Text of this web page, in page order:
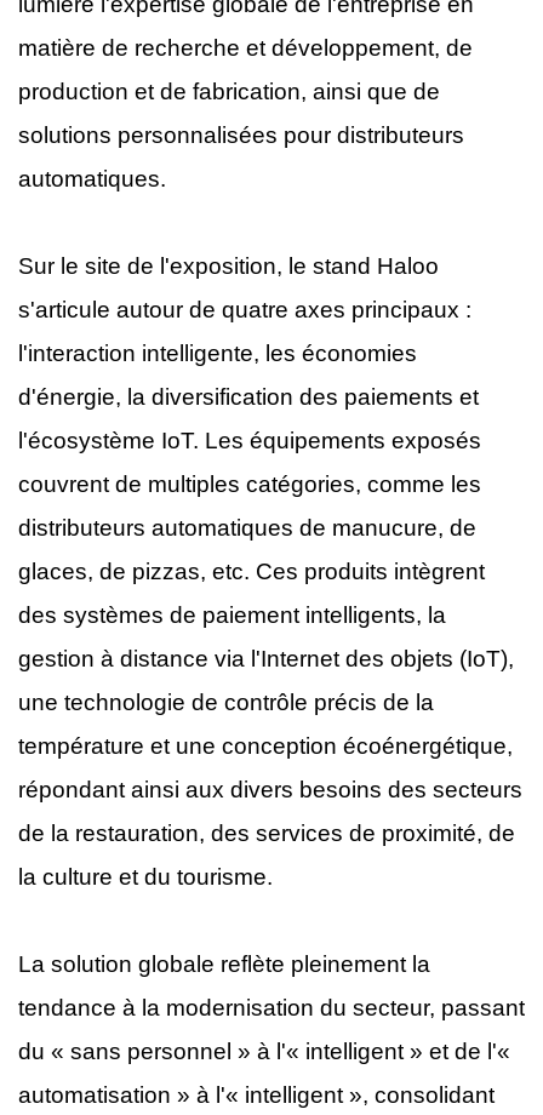
matière de recherche et développement, de
production et de fabrication, ainsi que de
solutions personnalisées pour distributeurs
automatiques.
Sur le site de l'exposition, le stand Haloo
s'articule autour de quatre axes principaux :
l'interaction intelligente, les économies
d'énergie, la diversification des paiements et
l'écosystème IoT. Les équipements exposés
couvrent de multiples catégories, comme les
distributeurs automatiques de manucure, de
glaces, de pizzas, etc. Ces produits intègrent
des systèmes de paiement intelligents, la
gestion à distance via l'Internet des objets (IoT),
une technologie de contrôle précis de la
température et une conception écoénergétique,
répondant ainsi aux divers besoins des secteurs
de la restauration, des services de proximité, de
la culture et du tourisme.
La solution globale reflète pleinement la
tendance à la modernisation du secteur, passant
du « sans personnel » à l'« intelligent » et de l'«
automatisation » à l'« intelligent », consolidant